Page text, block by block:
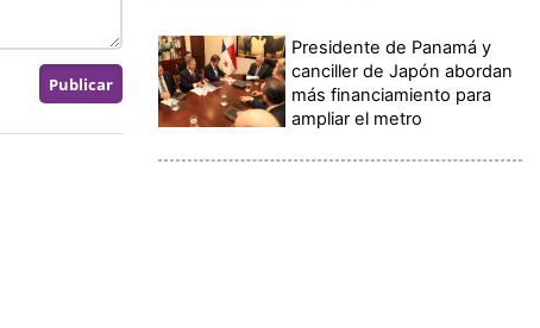
Presidente de Panamá y
canciller de Japón abordan
más financiamiento para
ampliar el metro